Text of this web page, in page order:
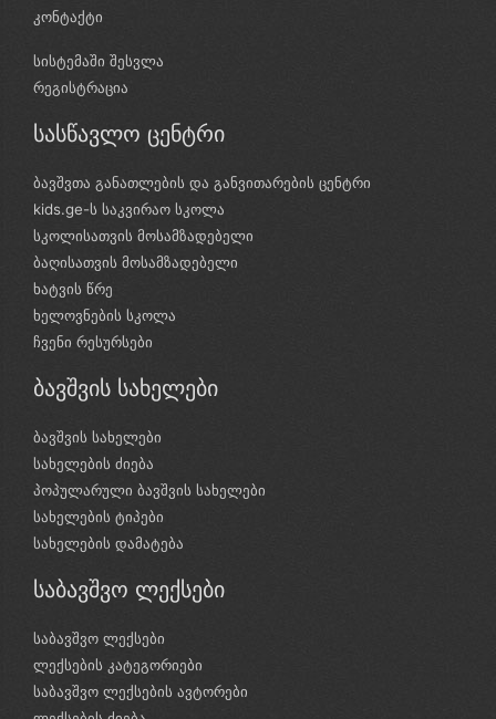
კონტაქტი
სისტემაში შესვლა
რეგისტრაცია
სასწავლო ცენტრი
ბავშვთა განათლების და განვითარების ცენტრი
kids.ge-ს საკვირაო სკოლა
სკოლისათვის მოსამზადებელი
ბაღისათვის მოსამზადებელი
ხატვის წრე
ხელოვნების სკოლა
ჩვენი რესურსები
ბავშვის სახელები
ბავშვის სახელები
სახელების ძიება
პოპულარული ბავშვის სახელები
სახელების ტიპები
სახელების დამატება
საბავშვო ლექსები
საბავშვო ლექსები
ლექსების კატეგორიები
საბავშვო ლექსების ავტორები